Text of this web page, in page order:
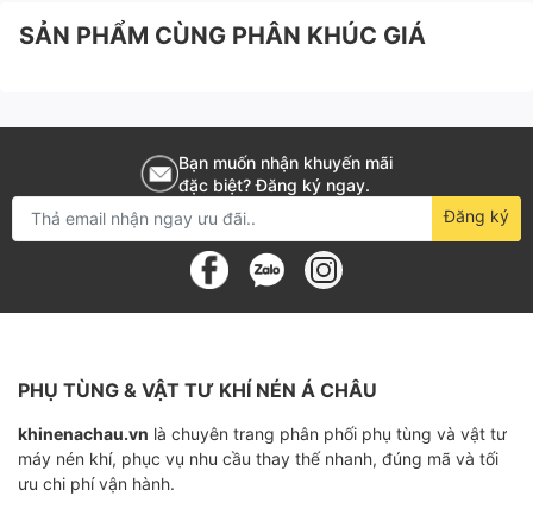
ứng nguồn khí trong quá trình làm việc.
Bảng điều khiển thông minh
Thiết kế đặng biệt giảm ma sát tổn hại cho máy
khi khởi động và dừng không tải.
Hệ thống điều khiển từ xa sẽ điều khiển các
Hệ thống điều khiển thông minh có thể tự điều
chỉnh lượng sử dụng một cách linh hoạt.
Thiết kế gần gũi có thể bảo vệ chức năng của
hệ thống điều khiển.
SẢN PHẨM CÙNG PHÂN KHÚC GIÁ
Bạn muốn nhận khuyến mãi
đặc biệt? Đăng ký ngay.
Đăng ký
PHỤ TÙNG & VẬT TƯ KHÍ NÉN Á CHÂU
khinenachau.vn là chuyên trang phân phối phụ tùng và vật tư
máy nén khí, phục vụ nhu cầu thay thế nhanh, đúng mã và tối
ưu chi phí vận hành.